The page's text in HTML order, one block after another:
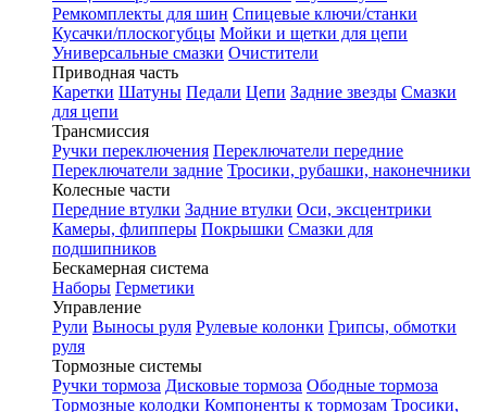
Ремкомплекты для шин Спицевые ключи/станки
Кусачки/плоскогубцы Мойки и щетки для цепи
Универсальные смазки Очистители
Приводная часть
Каретки Шатуны Педали Цепи Задние звезды Смазки
для цепи
Трансмиссия
Ручки переключения Переключатели передние
Переключатели задние Тросики, рубашки, наконечники
Колесные части
Передние втулки Задние втулки Оси, эксцентрики
Камеры, флипперы Покрышки Смазки для
подшипников
Бескамерная система
Наборы Герметики
Управление
Рули Выносы руля Рулевые колонки Грипсы, обмотки
руля
Тормозные системы
Ручки тормоза Дисковые тормоза Ободные тормоза
Тормозные колодки Компоненты к тормозам Тросики,